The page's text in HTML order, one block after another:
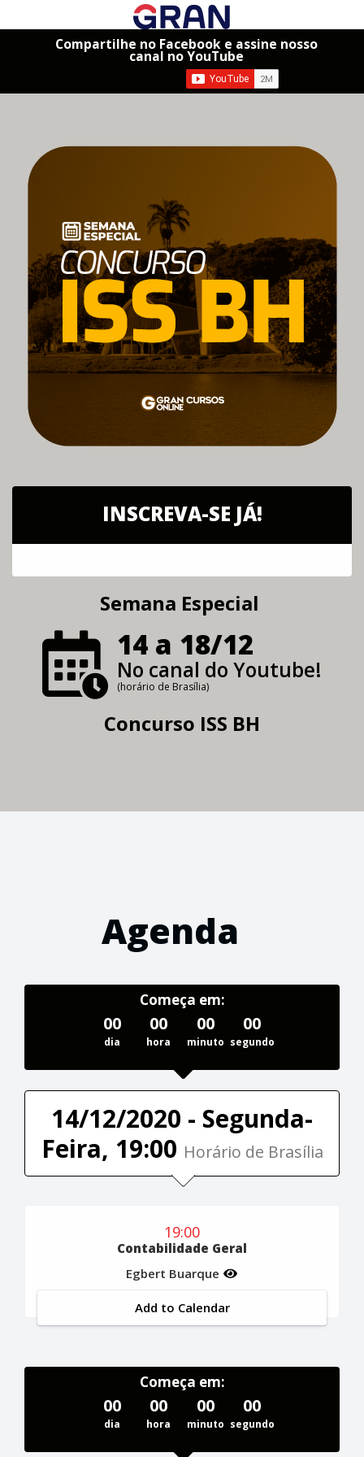
Compartilhe no Facebook e assine nosso
canal no YouTube
INSCREVA-SE JÁ!
Semana Especial
14 a 18/12
No canal do Youtube!
(horário de Brasília)
Concurso ISS BH
Agenda
Começa em:
00
dia
00
hora
00
minuto
00
segundo
14/12/2020 - Segunda-
Feira, 19:00 Horário de Brasília
19:00
Contabilidade Geral
Egbert Buarque
Add to Calendar
Começa em:
00
dia
00
hora
00
minuto
00
segundo